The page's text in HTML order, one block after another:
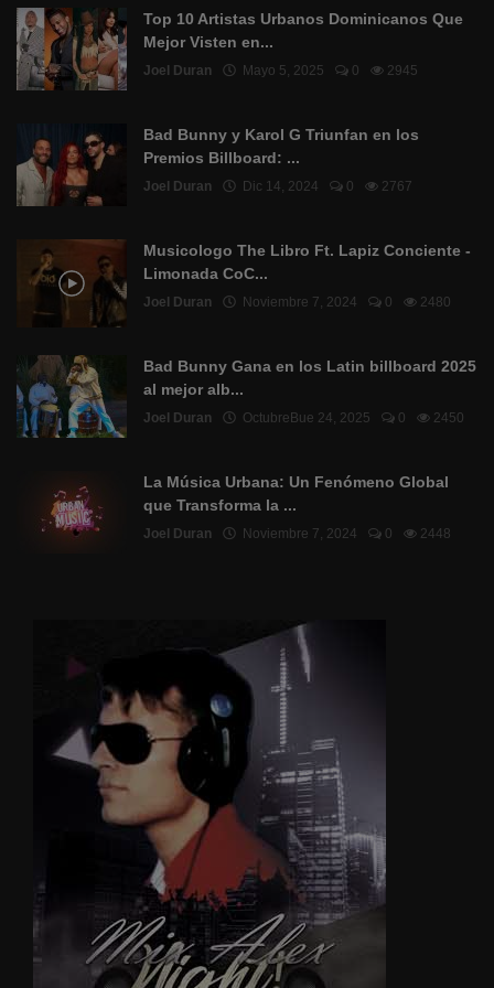
Top 10 Artistas Urbanos Dominicanos Que
Mejor Visten en...
Joel Duran Mayo 5, 2025 0 2945
Bad Bunny y Karol G Triunfan en los
Premios Billboard: ...
Joel Duran Dic 14, 2024 0 2767
Musicologo The Libro Ft. Lapiz Conciente -
Limonada CoC...
Joel Duran Noviembre 7, 2024 0 2480
Bad Bunny Gana en los Latin billboard 2025
al mejor alb...
Joel Duran OctubreBue 24, 2025 0 2450
La Música Urbana: Un Fenómeno Global
que Transforma la ...
Joel Duran Noviembre 7, 2024 0 2448